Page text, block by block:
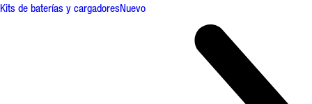
Kits de baterías y cargadoresNuevo